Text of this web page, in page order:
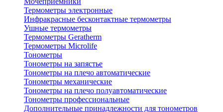
Термометры электронные
Инфракрасные бесконтактные термометры
Ушные термометры
Термометры Geratherm
Термометры Microlife
Тонометры
Тонометры на запястье
Тонометры на плечо автоматические
Тонометры механические
Тонометры на плечо полуавтоматические
Тонометры профессиональные
Дополнительные принадлежности для тонометров